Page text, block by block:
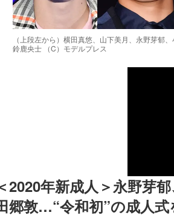
（上段左から）横田真悠、山下美月、永野芽郁
鈴鹿央士 （C）モデルプレス
2020年新成人＞永野芽
郷敦…“令和初”の成人